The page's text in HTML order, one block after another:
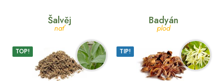
Šalvěj
nať
TOP!
Badyán
plod
TIP!